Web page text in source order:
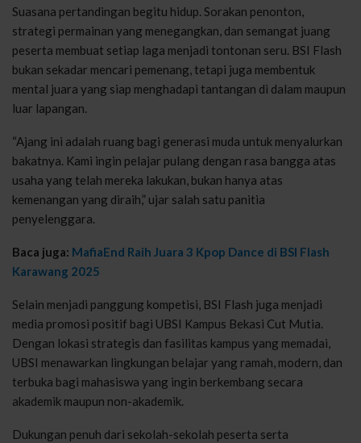
Suasana pertandingan begitu hidup. Sorakan penonton,
strategi permainan yang menegangkan, dan semangat juang
peserta membuat setiap laga menjadi tontonan seru. BSI Flash
bukan sekadar mencari pemenang, tetapi juga membentuk
mental juara yang siap menghadapi tantangan di dalam maupun
luar lapangan.
“Ajang ini adalah ruang bagi generasi muda untuk menyalurkan
bakatnya. Kami ingin pelajar pulang dengan rasa bangga atas
usaha yang telah mereka lakukan, bukan hanya atas
kemenangan yang diraih,” ujar salah satu panitia
penyelenggara.
Baca juga: MafiaEnd Raih Juara 3 Kpop Dance di BSI Flash
Karawang 2025
Selain menjadi panggung kompetisi, BSI Flash juga menjadi
media promosi positif bagi UBSI Kampus Bekasi Cut Mutia.
Dengan lokasi strategis dan fasilitas kampus yang memadai,
UBSI menawarkan lingkungan belajar yang ramah, modern, dan
terbuka bagi mahasiswa yang ingin berkembang secara
akademik maupun non-akademik.
Dukungan penuh dari sekolah-sekolah peserta serta